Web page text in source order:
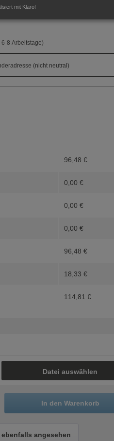
96,48 €
0,00 €
0,00 €
0,00 €
96,48 €
18,33 €
114,81 €
Datei auswählen
In den Warenkorb
angesehen
mit Klaro!